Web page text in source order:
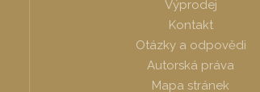
Výprodej
Kontakt
Otázky a odpovědi
Autorská práva
Mapa stránek